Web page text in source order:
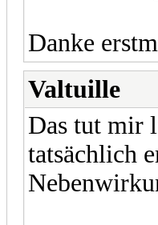
Danke
Valtuille
Das tut mir
tatsächlich